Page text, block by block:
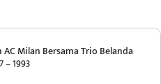
AC Milan Bersama Trio Belanda
– 1993